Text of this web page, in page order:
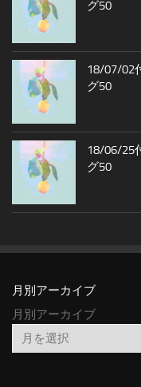
グ50
18/07/02
グ50
18/06/25
グ50
月別アーカイブ
月別アーカイブ